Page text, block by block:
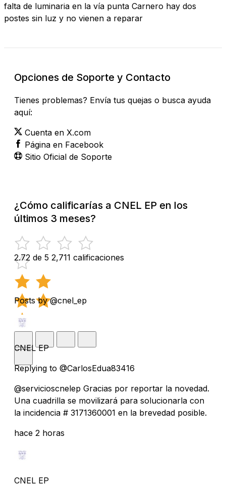
falta de luminaria en la vía punta Carnero hay dos
postes sin luz y no vienen a reparar
Opciones de Soporte y Contacto
Tienes problemas? Envía tus quejas o busca ayuda
aquí:
Cuenta en X.com
Página en Facebook
Sitio Oficial de Soporte
¿Cómo calificarías a CNEL EP en los
últimos 3 meses?
2.72 de 5 2,711 calificaciones
Posts by @cnel_ep
CNEL EP
Replying to @CarlosEdua83416
@servicioscnelep Gracias por reportar la novedad.
Una cuadrilla se movilizará para solucionarla con
la incidencia # 3171360001 en la brevedad posible.
hace 2 horas
CNEL EP